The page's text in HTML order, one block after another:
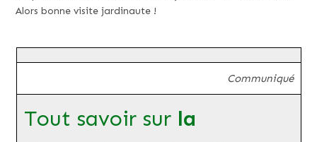
Alors bonne visite jardinaute !
Communiqué
Tout savoir sur la